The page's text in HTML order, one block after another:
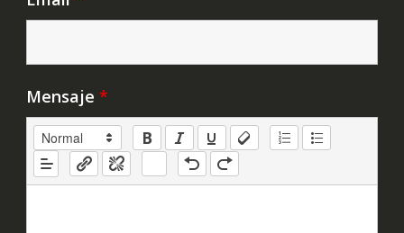
Mensaje *